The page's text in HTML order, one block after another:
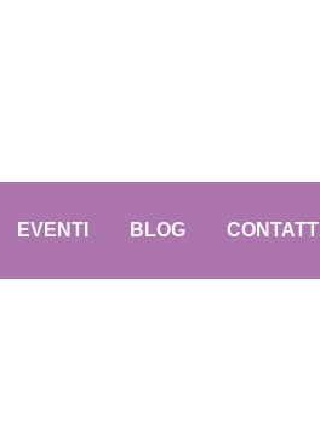
EVENTI BLOG CONTATTI